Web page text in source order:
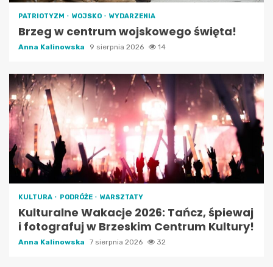
PATRIOTYZM WOJSKO WYDARZENIA
Brzeg w centrum wojskowego święta!
Anna Kalinowska 9 sierpnia 2026 14
KULTURA PODRÓŻE WARSZTATY
Kulturalne Wakacje 2026: Tańcz, śpiewaj
i fotografuj w Brzeskim Centrum Kultury!
Anna Kalinowska 7 sierpnia 2026 32